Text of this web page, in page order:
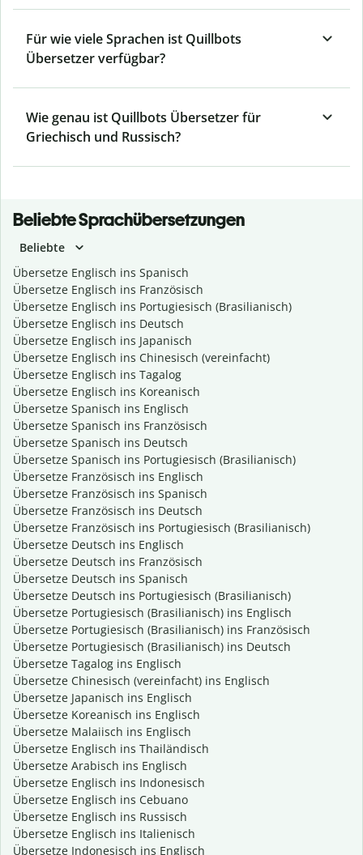
Für wie viele Sprachen ist Quillbots
Übersetzer verfügbar?
Wie genau ist Quillbots Übersetzer für
Griechisch und Russisch?
Beliebte Sprachübersetzungen
Beliebte
Übersetze Englisch ins Spanisch
Übersetze Englisch ins Französisch
Übersetze Englisch ins Portugiesisch (Brasilianisch)
Übersetze Englisch ins Deutsch
Übersetze Englisch ins Japanisch
Übersetze Englisch ins Chinesisch (vereinfacht)
Übersetze Englisch ins Tagalog
Übersetze Englisch ins Koreanisch
Übersetze Spanisch ins Englisch
Übersetze Spanisch ins Französisch
Übersetze Spanisch ins Deutsch
Übersetze Spanisch ins Portugiesisch (Brasilianisch)
Übersetze Französisch ins Englisch
Übersetze Französisch ins Spanisch
Übersetze Französisch ins Deutsch
Übersetze Französisch ins Portugiesisch (Brasilianisch)
Übersetze Deutsch ins Englisch
Übersetze Deutsch ins Französisch
Übersetze Deutsch ins Spanisch
Übersetze Deutsch ins Portugiesisch (Brasilianisch)
Übersetze Portugiesisch (Brasilianisch) ins Englisch
Übersetze Portugiesisch (Brasilianisch) ins Französisch
Übersetze Portugiesisch (Brasilianisch) ins Deutsch
Übersetze Tagalog ins Englisch
Übersetze Chinesisch (vereinfacht) ins Englisch
Übersetze Japanisch ins Englisch
Übersetze Koreanisch ins Englisch
Übersetze Malaiisch ins Englisch
Übersetze Englisch ins Thailändisch
Übersetze Arabisch ins Englisch
Übersetze Englisch ins Indonesisch
Übersetze Englisch ins Cebuano
Übersetze Englisch ins Russisch
Übersetze Englisch ins Italienisch
Übersetze Indonesisch ins Englisch